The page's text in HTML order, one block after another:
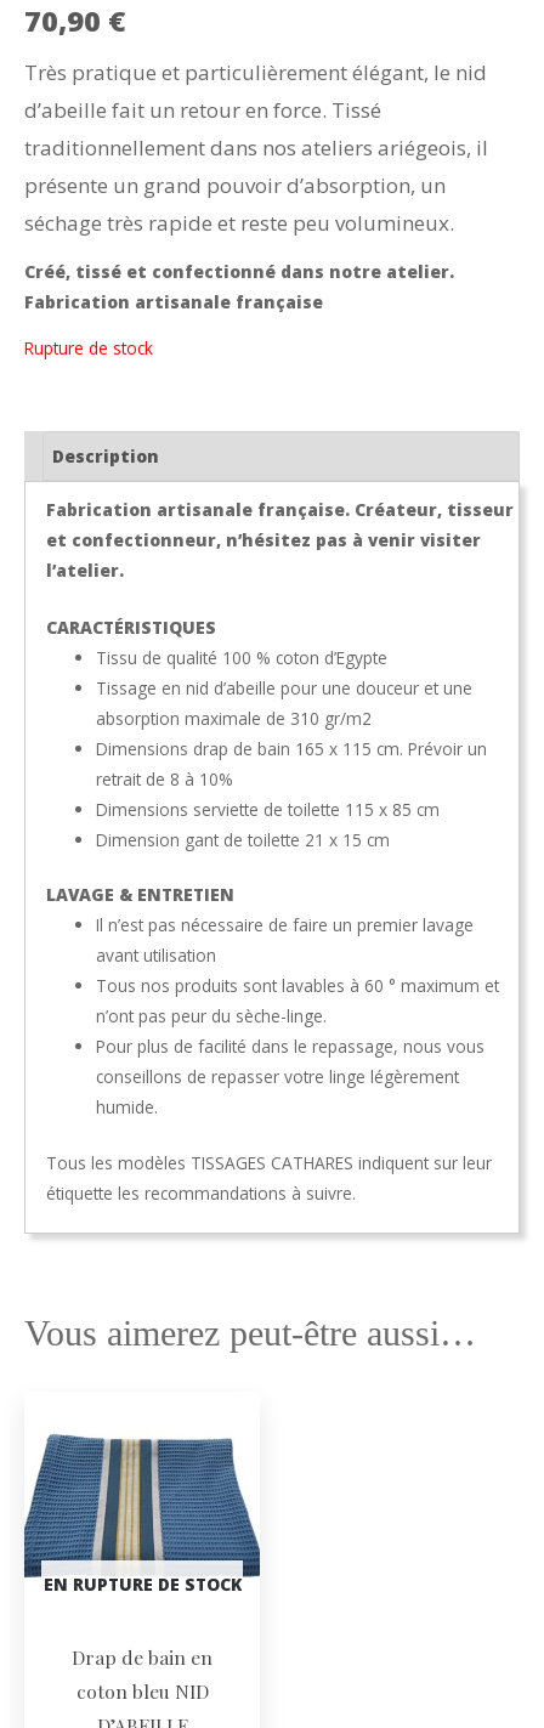
70,90 €
Très pratique et particulièrement élégant, le nid
d’abeille fait un retour en force. Tissé
traditionnellement dans nos ateliers ariégeois, il
présente un grand pouvoir d’absorption, un
séchage très rapide et reste peu volumineux.
Créé, tissé et confectionné dans notre atelier.
Fabrication artisanale française
Rupture de stock
Description
Fabrication artisanale française. Créateur, tisseur
et confectionneur, n’hésitez pas à venir visiter
l’atelier.
CARACTÉRISTIQUES
Tissu de qualité 100 % coton d’Egypte
Tissage en nid d’abeille pour une douceur et une
absorption maximale de 310 gr/m2
Dimensions drap de bain 165 x 115 cm. Prévoir un
retrait de 8 à 10%
Dimensions serviette de toilette 115 x 85 cm
Dimension gant de toilette 21 x 15 cm
LAVAGE & ENTRETIEN
Il n’est pas nécessaire de faire un premier lavage
avant utilisation
Tous nos produits sont lavables à 60 ° maximum et
n’ont pas peur du sèche-linge.
Pour plus de facilité dans le repassage, nous vous
conseillons de repasser votre linge légèrement
humide.
Tous les modèles TISSAGES CATHARES indiquent sur leur
étiquette les recommandations à suivre.
Vous aimerez peut-être aussi…
EN RUPTURE DE STOCK
Drap de bain en
coton bleu NID